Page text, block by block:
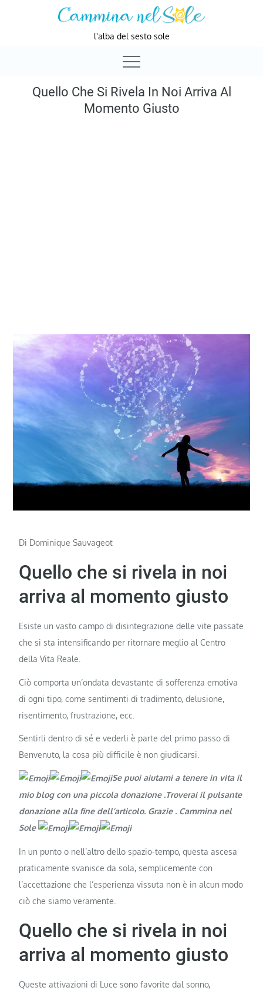
l'alba del sesto sole
Quello Che Si Rivela In Noi Arriva Al
Momento Giusto
Di Dominique Sauvageot
Quello che si rivela in noi
arriva al momento giusto
Esiste un vasto campo di disintegrazione delle vite passate
che si sta intensificando per ritornare meglio al Centro
della Vita Reale.
Ciò comporta un’ondata devastante di sofferenza emotiva
di ogni tipo, come sentimenti di tradimento, delusione,
risentimento, frustrazione, ecc.
Sentirli dentro di sé e vederli è parte del primo passo di
Benvenuto, la cosa più difficile è non giudicarsi.
Se puoi aiutami a tenere in vita il
mio blog con una piccola donazione .Troverai il pulsante
donazione alla fine dell’articolo. Grazie. Cammina nel
Sole
In un punto o nell’altro dello spazio-tempo, questa ascesa
praticamente svanisce da sola, semplicemente con
l’accettazione che l’esperienza vissuta non è in alcun modo
ciò che siamo veramente.
Quello che si rivela in noi
arriva al momento giusto
Queste attivazioni di Luce sono favorite dal sonno,